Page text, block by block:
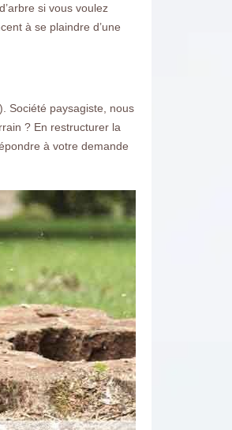
si vous voulez
à se plaindre d’une
Société paysagiste, nous
? En restructurer la
à votre demande